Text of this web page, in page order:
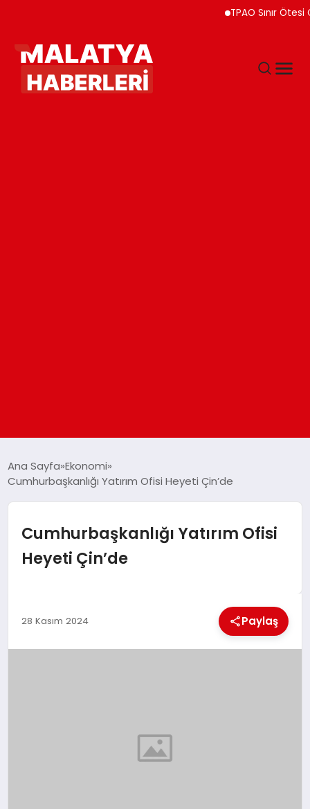
TPAO Sınır Ötesi
DÜNYA
EKONOMI
Ana Sayfa Ekonomi
Cumhurbaşkanlığı Yatırım Ofisi Heyeti Çin’de
Cumhurbaşkanlığı Yatırım Ofisi
Heyeti Çin’de
28 Kasım 2024 Paylaş